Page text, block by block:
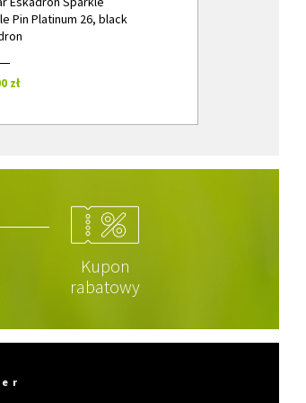
Pin Platinum 26, black
zł
Kupon
rabatowy